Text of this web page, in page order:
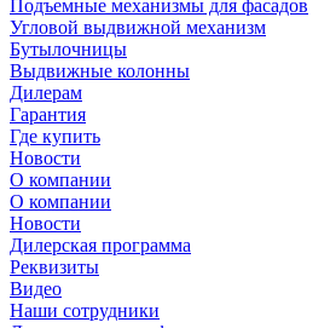
Подъемные механизмы для фасадов
Угловой выдвижной механизм
Бутылочницы
Выдвижные колонны
Дилерам
Гарантия
Где купить
Новости
О компании
О компании
Новости
Дилерская программа
Реквизиты
Видео
Наши сотрудники